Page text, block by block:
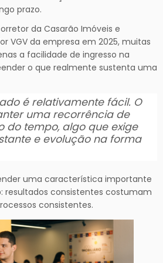
prazo.
da Casarão Imóveis e
VGV da empresa em 2025, muitas
a facilidade de ingresso na
o que realmente sustenta uma
é relativamente fácil. O
uma recorrência de
do tempo, algo que exige
e evolução na forma
uma característica importante
resultados consistentes costumam
consistentes.